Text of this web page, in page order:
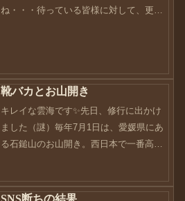
ね・・・待っている皆様に対して、更新
て、毎日家に帰るのが遅く、朝が早い
た...
靴バカとお山開き
キレイな雲海です✨先日、修行に出かけ
ました（謎）毎年7月1日は、愛媛県にあ
る石鎚山のお山開き。西日本で一番高い
山も私達を歓迎してくれているのでしょ